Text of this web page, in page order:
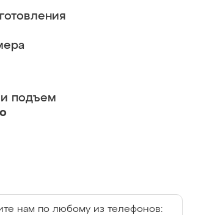
и подъем
нам по любому из телефонов: